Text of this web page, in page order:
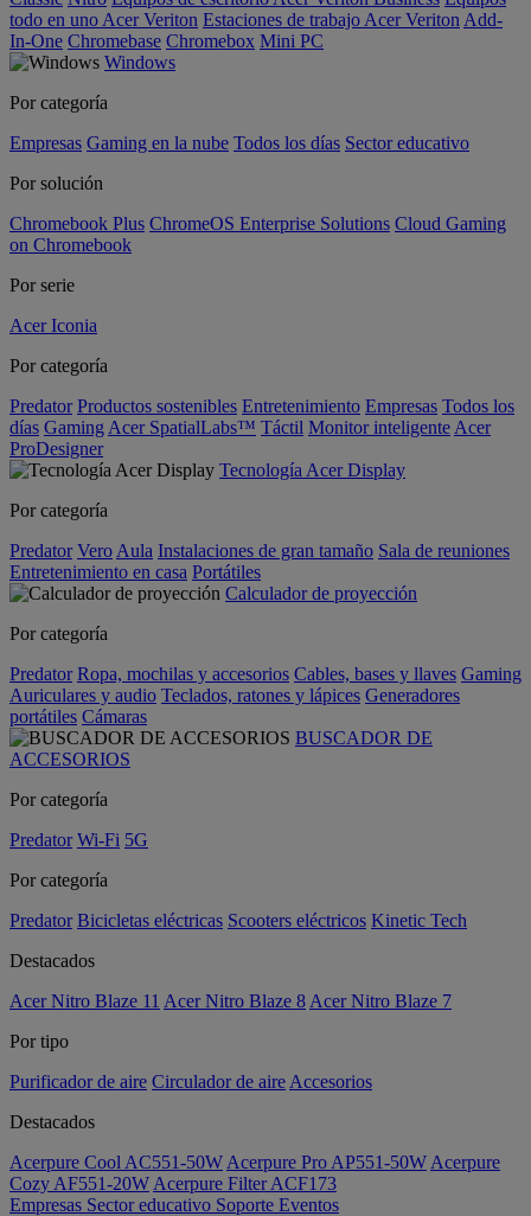
todo en uno Acer Veriton Estaciones de trabajo Acer Veriton Add-
In-One Chromebase Chromebox Mini PC
Windows
Por categoría
Empresas Gaming en la nube Todos los días Sector educativo
Por solución
Chromebook Plus ChromeOS Enterprise Solutions Cloud Gaming
on Chromebook
Por serie
Acer Iconia
Por categoría
Predator Productos sostenibles Entretenimiento Empresas Todos los
días Gaming Acer SpatialLabs™ Táctil Monitor inteligente Acer
ProDesigner
Tecnología Acer Display
Por categoría
Predator Vero Aula Instalaciones de gran tamaño Sala de reuniones
Entretenimiento en casa Portátiles
Calculador de proyección
Por categoría
Predator Ropa, mochilas y accesorios Cables, bases y llaves Gaming
Auriculares y audio Teclados, ratones y lápices Generadores
portátiles Cámaras
BUSCADOR DE
ACCESORIOS
Por categoría
Predator Wi-Fi 5G
Por categoría
Predator Bicicletas eléctricas Scooters eléctricos Kinetic Tech
Destacados
Acer Nitro Blaze 11 Acer Nitro Blaze 8 Acer Nitro Blaze 7
Por tipo
Purificador de aire Circulador de aire Accesorios
Destacados
Acerpure Cool AC551-50W Acerpure Pro AP551-50W Acerpure
Cozy AF551-20W Acerpure Filter ACF173
Empresas Sector educativo Soporte Eventos